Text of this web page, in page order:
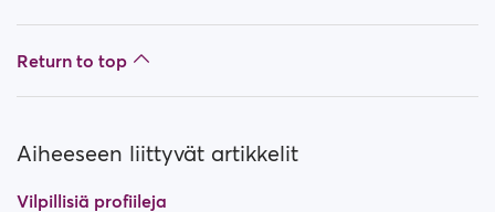
Mitä jäsenyyksiä on saatavilla? Voinko ostaa viikon /
kuukauden jäsenyyden?
Return to top
Aiheeseen liittyvät artikkelit
Vilpillisiä profiileja